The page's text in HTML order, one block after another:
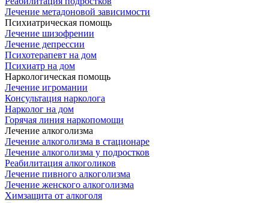
Лечение метадоновой зависимости
Психиатрическая помощь
Лечение шизофрении
Лечение депрессии
Психотерапевт на дом
Психиатр на дом
Наркологическая помощь
Лечение игромании
Консультация нарколога
Нарколог на дом
Горячая линия наркопомощи
Лечение алкоголизма
Лечение алкоголизма в стационаре
Лечение алкоголизма у подростков
Реабилитация алкоголиков
Лечение пивного алкоголизма
Лечение женского алкоголизма
Химзащита от алкоголя